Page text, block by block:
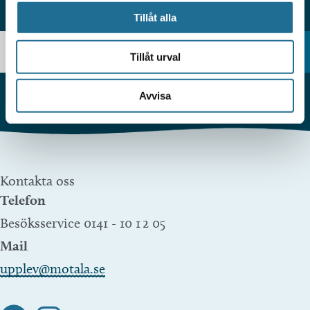
Tillåt alla
Tillåt urval
Avvisa
HITTAR DU INTE VAD DU SÖKER?
Kontakta oss
Telefon
Besöksservice 0141 - 10 1 2 05
Mail
upplev@motala.se